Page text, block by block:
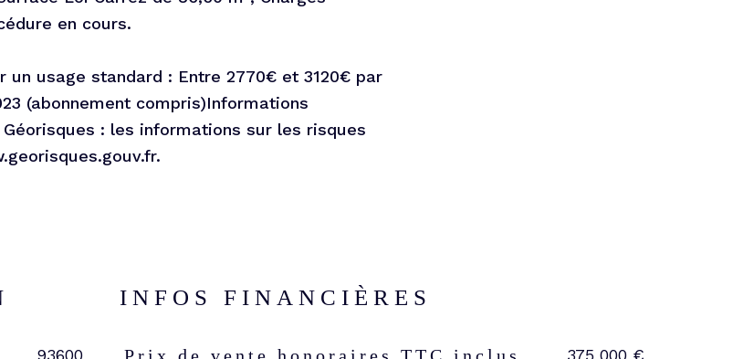
en cours.
usage standard : Entre 2770€ et 3120€ par
(abonnement compris)Informations
: les informations sur les risques
93600
INFOS FINANCIÈRES
375 000 €